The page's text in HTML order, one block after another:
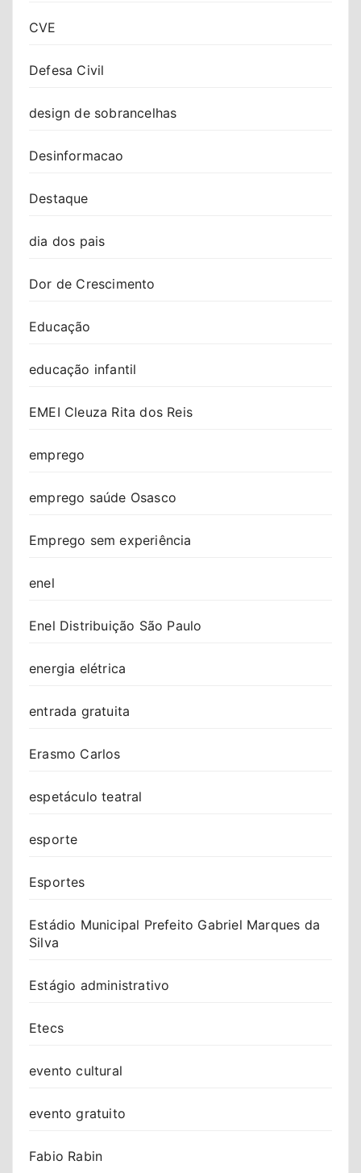
CVE
Defesa Civil
design de sobrancelhas
Desinformacao
Destaque
dia dos pais
Dor de Crescimento
Educação
educação infantil
EMEI Cleuza Rita dos Reis
emprego
emprego saúde Osasco
Emprego sem experiência
enel
Enel Distribuição São Paulo
energia elétrica
entrada gratuita
Erasmo Carlos
espetáculo teatral
esporte
Esportes
Estádio Municipal Prefeito Gabriel Marques da
Silva
Estágio administrativo
Etecs
evento cultural
evento gratuito
Fabio Rabin